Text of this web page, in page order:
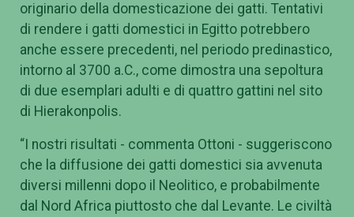
originario della domesticazione dei gatti. Tentativi
di rendere i gatti domestici in Egitto potrebbero
anche essere precedenti, nel periodo predinastico,
intorno al 3700 a.C., come dimostra una sepoltura
di due esemplari adulti e di quattro gattini nel sito
di Hierakonpolis.
“I nostri risultati - commenta Ottoni - suggeriscono
che la diffusione dei gatti domestici sia avvenuta
diversi millenni dopo il Neolitico, e probabilmente
dal Nord Africa piuttosto che dal Levante. Le civiltà